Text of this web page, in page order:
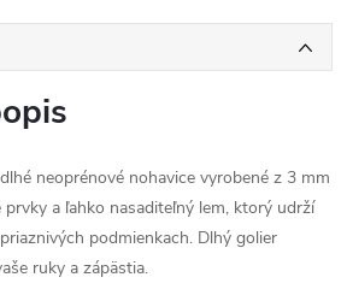
neoprénové nohavice vyrobené z 3 mm
prvky a ľahko nasaditeľný lem, ktorý udrží
podmienkach. Dlhý golier
ruky a zápästia.